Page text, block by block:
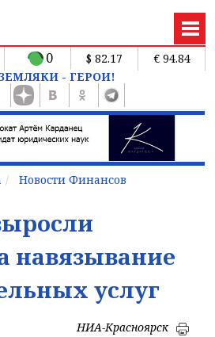
0 $ 82.17
€ 94.84
- ГЕРОИ!
Новости Финансов
навязывание
услуг
НИА-Красноярск